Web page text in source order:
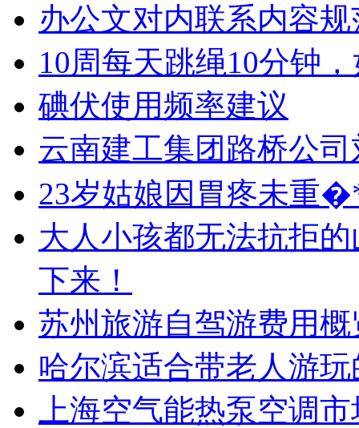
办公文对内联系内容
10周每天跳绳10分钟
碘伏使用频率建议
云南建工集团路桥公
23岁姑娘因胃疼未重
大人小孩都无法抗拒
下来！
苏州旅游自驾游费用概
哈尔滨适合带老人游
上海空气能热泵空调